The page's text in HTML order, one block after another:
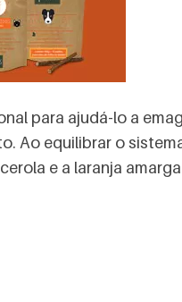
para ajudá-lo a
Ao equilibrar o
e a laranja